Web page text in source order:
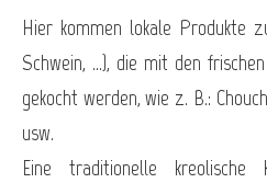
Hier kommen lokale Produkte
Schwein, ...), die mit den
gekocht werden, wie z. B.:
usw.
Eine traditionelle kreolische